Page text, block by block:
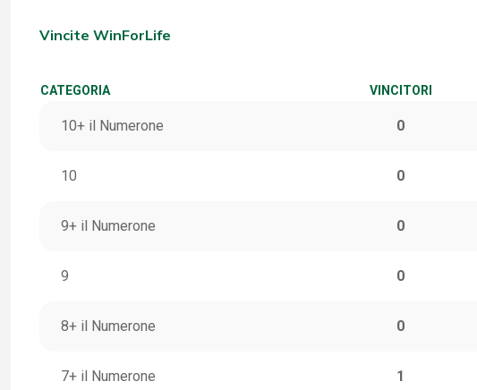
Vincite WinForLife
CATEGORIA VINCITORI
10+ il Numerone 0
10 0
9+ il Numerone 0
9 0
8+ il Numerone 0
7+ il Numerone 1